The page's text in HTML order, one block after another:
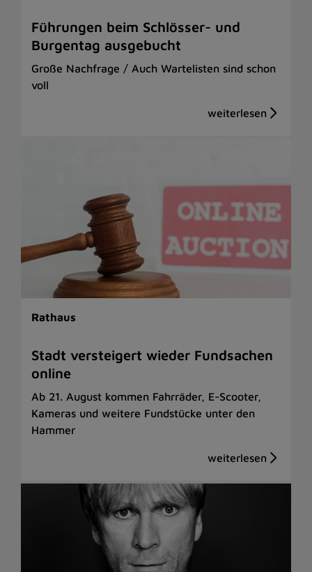
Führungen beim Schlösser- und
Burgentag ausgebucht
Große Nachfrage / Auch Wartelisten sind schon
voll
Rathaus
Stadt versteigert wieder Fundsachen
online
Ab 21. August kommen Fahrräder, E-Scooter,
Kameras und weitere Fundstücke unter den
Hammer